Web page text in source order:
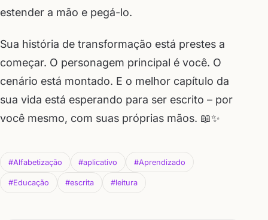
estender a mão e pegá-lo.
Sua história de transformação está prestes a
começar. O personagem principal é você. O
cenário está montado. E o melhor capítulo da
sua vida está esperando para ser escrito – por
você mesmo, com suas próprias mãos. 📖✨
#Alfabetização #aplicativo #Aprendizado
#Educação #escrita #leitura